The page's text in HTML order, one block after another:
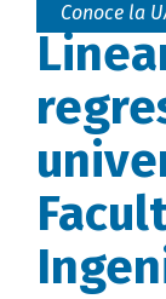
Conoce la